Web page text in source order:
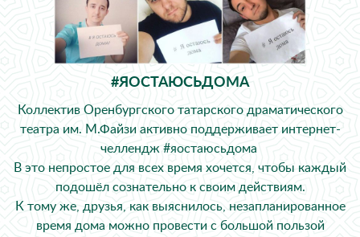
#ЯОСТАЮСЬДОМА
Коллектив Оренбургского татарского драматического
театра им. М.Файзи активно поддерживает интернет-
челлендж #яостаюсьдома
В это непростое для всех время хочется, чтобы каждый
подошёл сознательно к своим действиям.
К тому же, друзья, как выяснилось, незапланированное
время дома можно провести с большой пользой